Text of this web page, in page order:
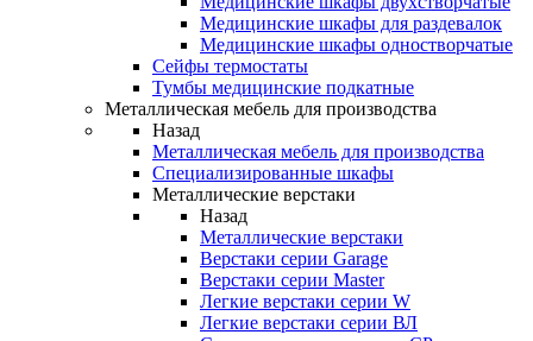
Медицинские шкафы для раздевалок
Медицинские шкафы одностворчатые
Сейфы термостаты
Тумбы медицинские подкатные
Металлическая мебель для производства
Назад
Металлическая мебель для производства
Cпециализированные шкафы
Металлические верстаки
Назад
Металлические верстаки
Верстаки серии Garage
Верстаки серии Master
Легкие верстаки серии W
Легкие верстаки серии ВЛ